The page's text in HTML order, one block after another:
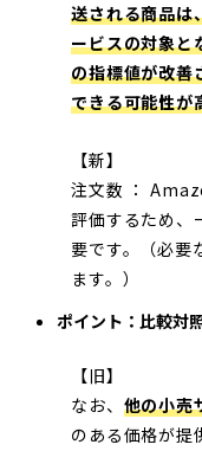
送される商品
ービスの対象と
の指標値が改善
できる可能性が
【新】
注文数 ：
評価するため、
要です。（必要
ます。）
ポイント：比較対
【旧】
なお、 他の小売
のある価格が提